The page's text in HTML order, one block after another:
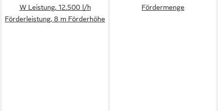
W Leistung, 12.500 l/h
Förderleistung, 8 m Förderhöhe
Fördermenge